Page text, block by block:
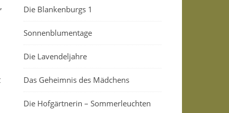
Die Blankenburgs 1
Sonnenblumentage
Die Lavendeljahre
Das Geheimnis des Mädchens
Die Hofgärtnerin – Sommerleuchten